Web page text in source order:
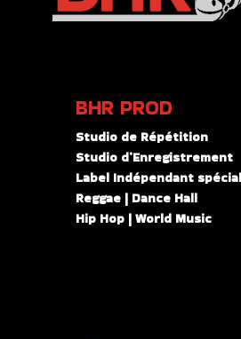
BHR PROD
Studio de Répétition
Studio d’Enregistrement
Label Indépendant
Reggae | Dance Hall
Hip Hop | World Music